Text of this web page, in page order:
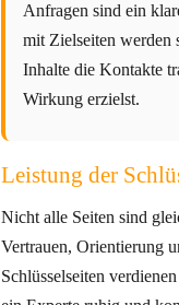
Anfragen sind ein
mit Zielseiten werden
Inhalte die Kontakte
Wirkung erzielst.
Leistung der
Nicht alle Seiten sind
Vertrauen, Orientierung
Schlüsselseiten